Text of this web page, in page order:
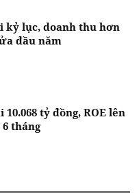
kỷ lục, doanh thu hơn
đầu năm
tỷ đồng, ROE lên
tháng